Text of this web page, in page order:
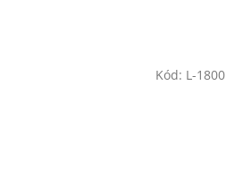
Kód: L-1800